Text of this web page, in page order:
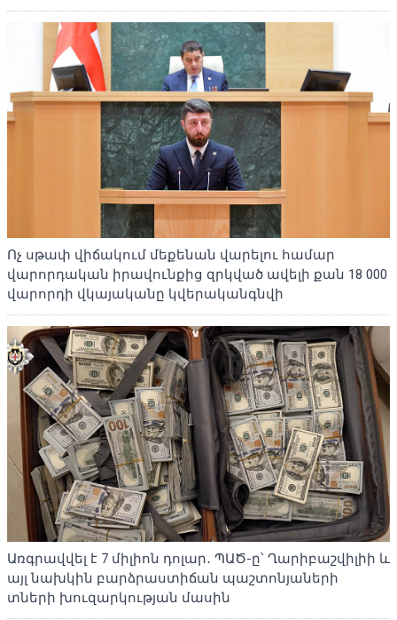
Ոչ սթափ վիճակում մեքենան վարելու համար
վարորդական իրավունքից զրկված ավելի քան 18 000
վարորդի վկայականը կվերականգնվի
Առգրավվել է 7 միլիոն դոլար․ ՊԱԾ-ը՝ Ղարիբաշվիլիի և
այլ նախկին բարձրաստիճան պաշտոնյաների
տների խուզարկության մասին